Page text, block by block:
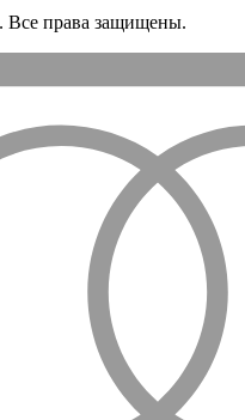
Все права защищены.